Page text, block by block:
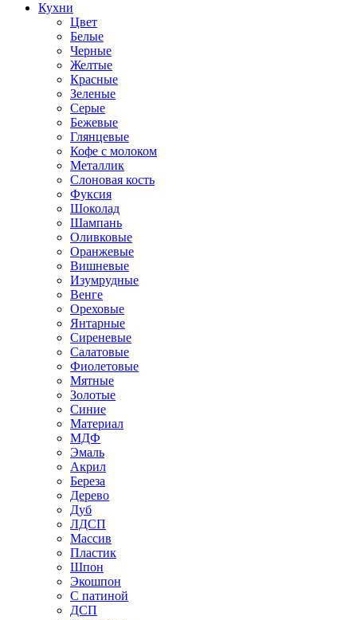
Кухни
Цвет
Белые
Черные
Желтые
Красные
Зеленые
Серые
Бежевые
Глянцевые
Кофе с молоком
Металлик
Слоновая кость
Фуксия
Шоколад
Шампань
Оливковые
Оранжевые
Вишневые
Изумрудные
Венге
Ореховые
Янтарные
Сиреневые
Салатовые
Фиолетовые
Мятные
Золотые
Синие
Материал
МДФ
Эмаль
Акрил
Береза
Дерево
Дуб
ЛДСП
Массив
Пластик
Шпон
Экошпон
С патиной
ДСП